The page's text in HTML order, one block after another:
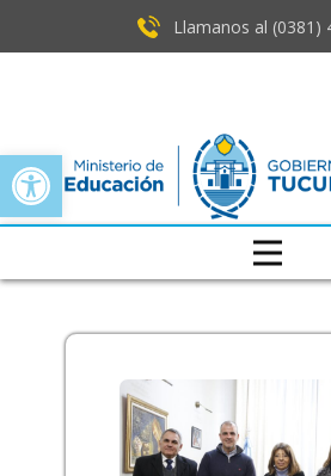
Open toolbar
Llamanos al (0381)